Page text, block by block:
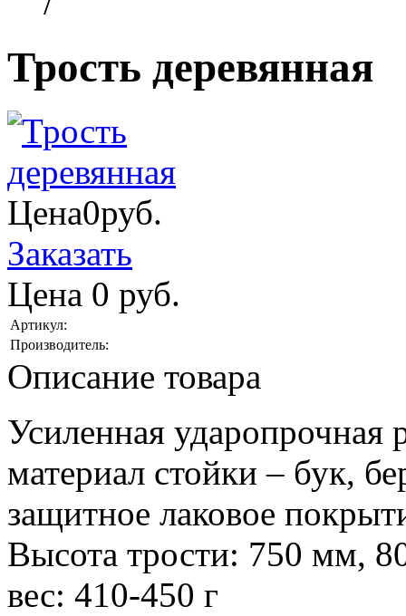
Трость деревянная
Цена0руб.
Заказать
Цена 0 руб.
Артикул:
Производитель:
Описание товара
Усиленная ударопрочная
материал стойки – бук,
защитное лаковое
Высота трости: 750 мм,
вес: 410-450 г